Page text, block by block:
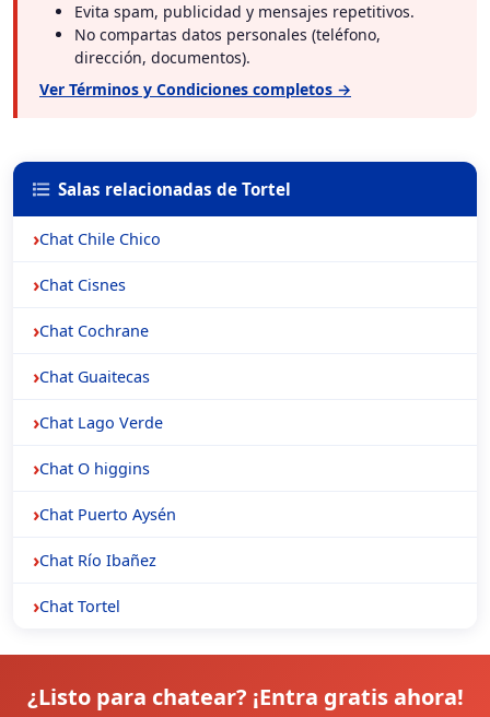
Evita spam, publicidad y mensajes repetitivos.
No compartas datos personales (teléfono,
dirección, documentos).
Ver Términos y Condiciones completos →
Salas relacionadas de Tortel
Chat Chile Chico
Chat Cisnes
Chat Cochrane
Chat Guaitecas
Chat Lago Verde
Chat O higgins
Chat Puerto Aysén
Chat Río Ibañez
Chat Tortel
¿Listo para chatear? ¡Entra gratis ahora!